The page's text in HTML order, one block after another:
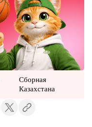
Сборная
Казахстана